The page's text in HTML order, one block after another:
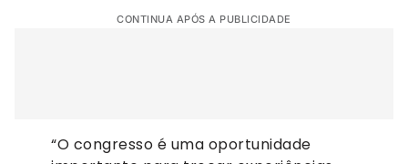
CONTINUA APÓS A PUBLICIDADE
“O congresso é uma oportunidade